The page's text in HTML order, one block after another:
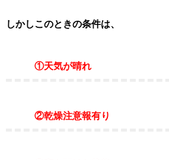
しかしこのときの条件は、
①天気が晴れ
②乾燥注意報有り